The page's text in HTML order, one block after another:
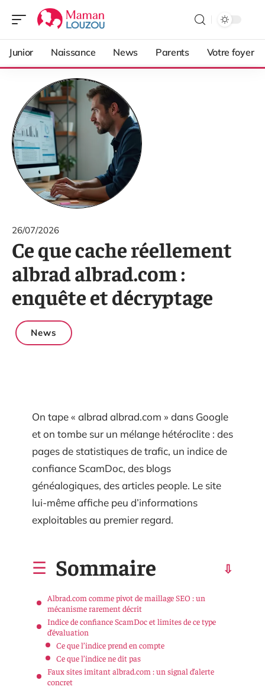
Junior Naissance News Parents Votre foyer
26/07/2026
Ce que cache réellement
albrad albrad.com :
enquête et décryptage
News
On tape « albrad albrad.com » dans Google
et on tombe sur un mélange hétéroclite : des
pages de statistiques de trafic, un indice de
confiance ScamDoc, des blogs
généalogiques, des articles people. Le site
lui-même affiche peu d’informations
exploitables au premier regard.
Sommaire
Albrad.com comme pivot de maillage SEO : un
mécanisme rarement décrit
Indice de confiance ScamDoc et limites de ce type
d’évaluation
Ce que l’indice prend en compte
Ce que l’indice ne dit pas
Faux sites imitant albrad.com : un signal d’alerte
concret